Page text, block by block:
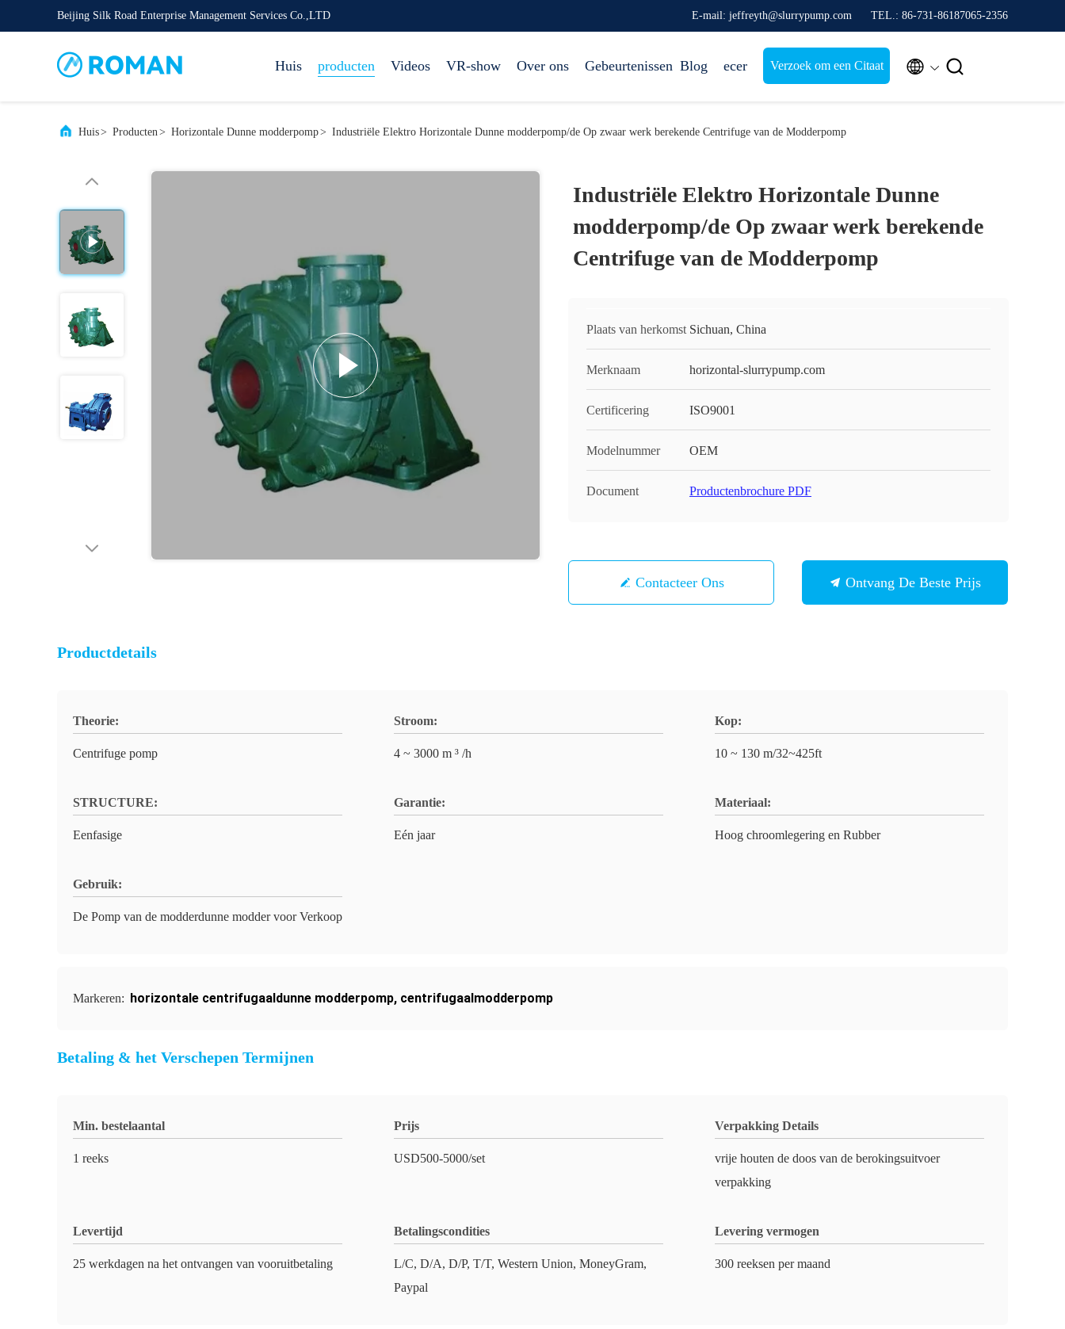
Beijing Silk Road Enterprise Management Services Co.,LTD E-mail: jeffreyth@slurrypump.com TEL.: 86-731-86187065-2356
Huis producten Videos VR-show Over ons Gebeurtenissen Blog ecer Verzoek om een Citaat  
Huis> Producten> Horizontale Dunne modderpomp> Industriële Elektro Horizontale Dunne modderpomp/de Op zwaar werk berekende Centrifuge van de Modderpomp
Industriële Elektro Horizontale Dunne
modderpomp/de Op zwaar werk berekende
Centrifuge van de Modderpomp
Plaats van herkomst Sichuan, China
Merknaam horizontal-slurrypump.com
Certificering ISO9001
Modelnummer OEM
Document Productenbrochure PDF
Contacteer Ons Ontvang De Beste Prijs
Productdetails
Theorie:
Centrifuge pomp
Stroom:
4 ~ 3000 m ³ /h
Kop:
10 ~ 130 m/32~425ft
STRUCTURE:
Eenfasige
Garantie:
Eén jaar
Materiaal:
Hoog chroomlegering en Rubber
Gebruik:
De Pomp van de modderdunne modder voor Verkoop
Markeren: horizontale centrifugaaldunne modderpomp, centrifugaalmodderpomp
Betaling & het Verschepen Termijnen
Min. bestelaantal
1 reeks
Prijs
USD500-5000/set
Verpakking Details
vrije houten de doos van de berokingsuitvoer
verpakking
Levertijd
25 werkdagen na het ontvangen van vooruitbetaling
Betalingscondities
L/C, D/A, D/P, T/T, Western Union, MoneyGram,
Paypal
Levering vermogen
300 reeksen per maand